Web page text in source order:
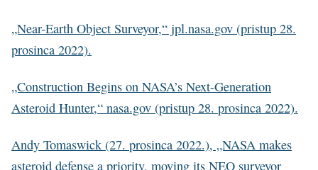
„Near-Earth Object Surveyor,“ jpl.nasa.gov (pristup 28.
prosinca 2022).
„Construction Begins on NASA’s Next-Generation
Asteroid Hunter,“ nasa.gov (pristup 28. prosinca 2022).
Andy Tomaswick (27. prosinca 2022.), „NASA makes
asteroid defense a priority, moving its NEO surveyor